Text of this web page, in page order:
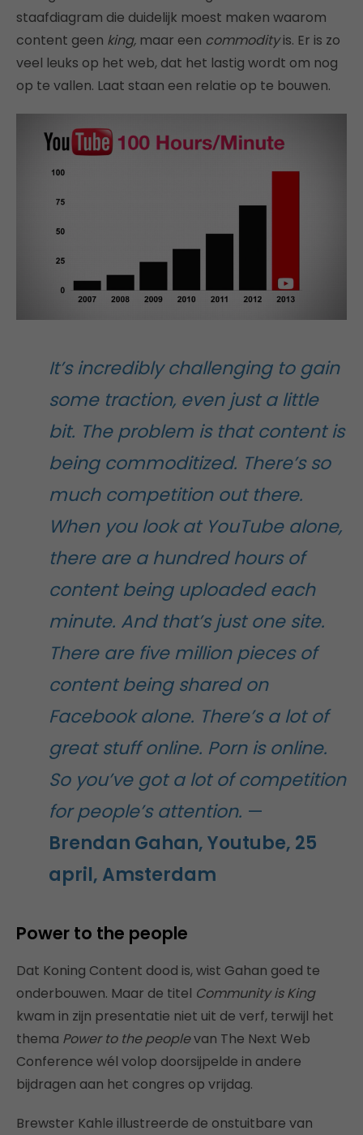
staafdiagram die duidelijk moest maken waarom
content geen king, maar een commodityis. Er is zo
veel leuks op het web, dat het lastig wordt om nog
op te vallen. Laat staan een relatie op te bouwen.
It’s incredibly challenging to gain
some traction, even just a little
bit. The problem is that content is
being commoditized. There’s so
much competition out there.
When you look at YouTube alone,
there are a hundred hours of
content being uploaded each
minute. And that’s just one site.
There are five million pieces of
content being shared on
Facebook alone. There’s a lot of
great stuff online. Porn is online.
So you’ve got a lot of competition
for people’s attention. —
Brendan Gahan, Youtube, 25
april, Amsterdam
Power to the people
Dat Koning Content dood is, wist Gahan goed te
onderbouwen. Maar de titel Community is King
kwam in zijn presentatie niet uit de verf, terwijl het
thema Power to the peoplevan The Next Web
Conference wél volop doorsijpelde in andere
bijdragen aan het congres op vrijdag.
Brewster Kahle illustreerde de onstuitbare van